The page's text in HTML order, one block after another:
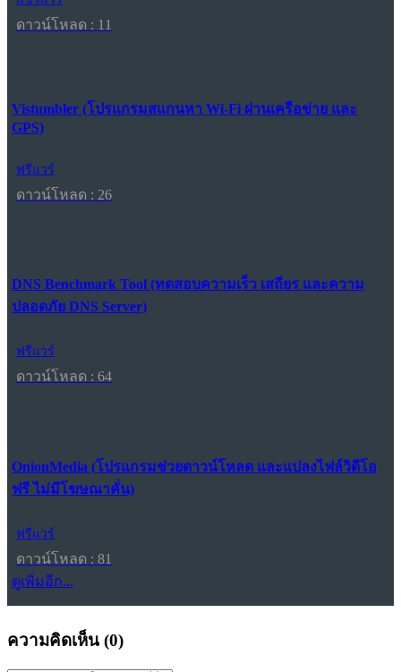
ดาวน์โหลด : 11
Vistumbler (โปรแกรมสแกนหา Wi-Fi ผ่านเครือข่าย และ
GPS)
ฟรีแวร์
ดาวน์โหลด : 26
DNS Benchmark Tool (ทดสอบความเร็ว เสถียร และความ
ปลอดภัย DNS Server)
ฟรีแวร์
ดาวน์โหลด : 64
OnionMedia (โปรแกรมช่วยดาวน์โหลด และแปลงไฟล์วิดีโอ
ฟรี ไม่มีโฆษณาคั่น)
ฟรีแวร์
ดาวน์โหลด : 81
ดูเพิ่มอีก...
ความคิดเห็น (0)